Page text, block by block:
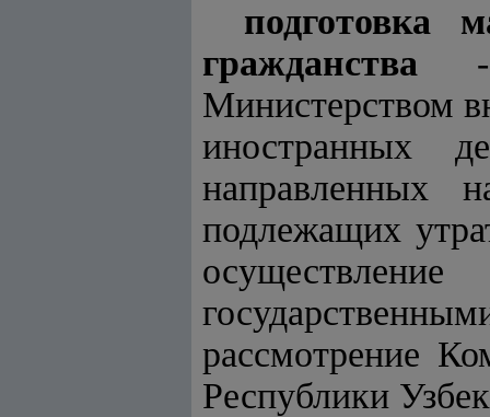
подготовка
гражданства -
Министерством
иностранных
направленных
подлежащих
рассмотрение
Республики